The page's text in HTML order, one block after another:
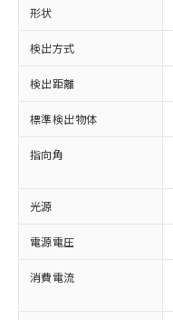
形状
検出方式
検出距離
標準検出物体
指向角
光源
電源電圧
消費電流